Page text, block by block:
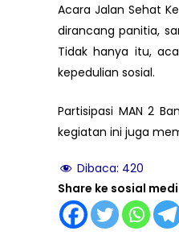
Acara Jalan Sehat
dirancang panitia,
Tidak hanya itu,
kepedulian sosial.
Partisipasi MAN 2
kegiatan ini juga
Dibaca: 420
Share ke sosial